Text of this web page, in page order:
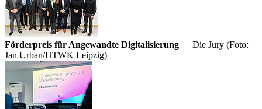
Förderpreis für Angewandte Digitalisierung | Die Jury (Foto:
Jan Urban/HTWK Leipzig)